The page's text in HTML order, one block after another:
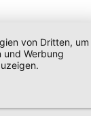
von Dritten, um
und Werbung